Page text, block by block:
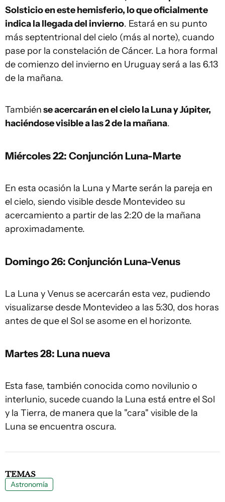
Solsticio en este hemisferio, lo que oficialmente
indica la llegada del invierno. Estará en su punto
más septentrional del cielo (más al norte), cuando
pase por la constelación de Cáncer. La hora formal
de comienzo del invierno en Uruguay será a las 6.13
de la mañana.
Tambiénse acercarán en el cielo la Luna y Júpiter,
haciéndose visible a las 2 de la mañana.
Miércoles 22: Conjunción Luna-Marte
En esta ocasión la Luna y Marte serán la pareja en
el cielo, siendo visible desde Montevideo su
acercamiento a partir de las 2:20 de la mañana
aproximadamente.
Domingo 26: Conjunción Luna-Venus
La Luna y Venus se acercarán esta vez, pudiendo
visualizarse desde Montevideo a las 5:30, dos horas
antes de que el Sol se asome en el horizonte.
Martes 28: Luna nueva
Esta fase, también conocida como novilunio o
interlunio, sucede cuando la Luna está entre el Sol
y la Tierra, de manera que la "cara" visible de la
Luna se encuentra oscura.
TEMAS
Astronomía